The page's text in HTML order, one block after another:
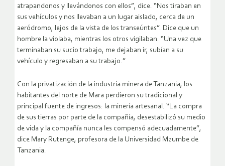
atrapandonos y llevándonos con ellos”, dice. “Nos tiraban en
sus vehículos y nos llevaban a un lugar aislado, cerca de un
aeródromo, lejos de la vista de los transeúntes”. Dice que un
hombre la violaba, mientras los otros vigilaban. “Una vez que
terminaban su sucio trabajo, me dejaban ir, subían a su
vehículo y regresaban a su trabajo.”
Con la privatización de la industria minera de Tanzania, los
habitantes del norte de Mara perdieron su tradicional y
principal fuente de ingresos: la minería artesanal. “La compra
de sus tierras por parte de la compañía, desestabilizó su medio
de vida y la compañía nunca les compensó adecuadamente”,
dice Mary Rutenge, profesora de la Universidad Mzumbe de
Tanzania.